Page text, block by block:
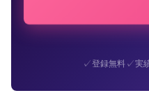
✓登録無料✓実